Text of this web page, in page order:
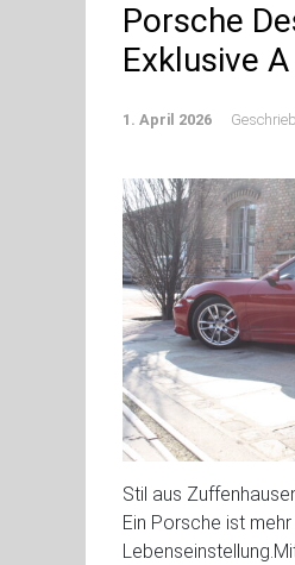
Porsche
Exklusive A
1. April 2026
Stil aus
Ein Porsche ist